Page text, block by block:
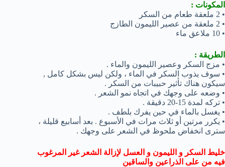
المكونات :
• 2 ملعقة طعام من السكر
• 2 ملعقة من عصير الليمون الطازج
• 10 ملاعق ماء
الطريقة :
• مزج السكر وعصير الليمون والماء .
• سوف يذوب السكر في الماء ، ولكن ليس بشكل كامل ,
سيكون هناك تأثير حبيبات من السكر .
• وضعه على وجهك في اتجاه نمو الشعر .
• تركه لمدة 15-20 دقيقة .
• يغسل بالماء في حين يفرك بلطف .
• يكرر مرتين أو ثلاث مرات في الأسبوع . بعد أسابيع قليلة ،
سترى انخفاض ملحوظ في الشعر على وجهك .
خليط السكر و الليمون و العسل لإزالة الشعر غير المرغوب
فيه من على الذراعين والساقين